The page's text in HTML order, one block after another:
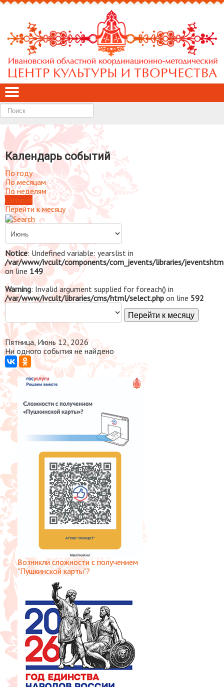
Найти
Календарь событий
По году
По месяцам
По неделям
Перейти к месяцу
Notice: Undefined variable: yearslist in
/var/www/ivcult/components/com_jevents/libraries/
on line 149
Warning: Invalid argument supplied for foreach() in
/var/www/ivcult/libraries/cms/html/select.php on line 592
Перейти к месяцу
Пятница, Июнь 12, 2026
Ни одного события не найдено
Возникли сложности с получением
"Пушкинской карты"?